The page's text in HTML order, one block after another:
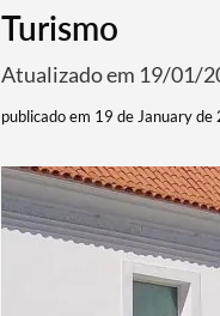
Turismo
Atualizado em 19/01/
publicado em 19 de January de